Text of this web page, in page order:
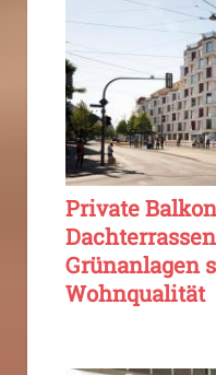
Private
Grünanlagen
Wohnqualität